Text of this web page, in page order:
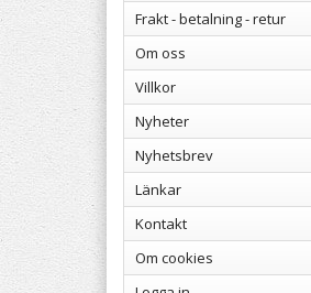
Frakt - betalning - retur
Om oss
Villkor
Nyheter
Nyhetsbrev
Länkar
Kontakt
Om cookies